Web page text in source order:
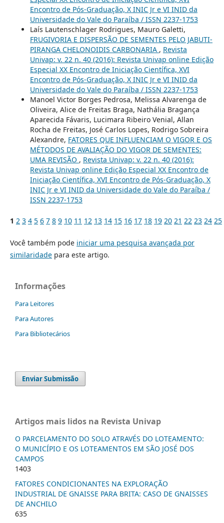
Encontro de Pós-Graduação, X INIC Jr e VI INID da
Universidade do Vale do Paraíba / ISSN 2237-1753
Laís Lautenschlager Rodrigues, Mauro Galetti,
FRUGIVORIA E DISPERSÃO DE SEMENTES PELO JABUTI-
PIRANGA CHELONOIDIS CARBONARIA , Revista
Univap: v. 22 n. 40 (2016): Revista Univap online Edição
Especial XX Encontro de Iniciação Científica, XVI
Encontro de Pós-Graduação, X INIC Jr e VI INID da
Universidade do Vale do Paraíba / ISSN 2237-1753
Manoel Victor Borges Pedrosa, Melissa Alvarenga de
Oliveira, Alice de Freitas Braga, Nathália Bragança
Aparecida Fávaris, Lucimara Ribeiro Venial, Allan
Rocha de Freitas, José Carlos Lopes, Rodrigo Sobreira
Alexandre, FATORES QUE INFLUENCIAM O VIGOR E OS
MÉTODOS DE AVALIAÇÃO DO VIGOR DE SEMENTES:
UMA REVISÃO , Revista Univap: v. 22 n. 40 (2016):
Revista Univap online Edição Especial XX Encontro de
Iniciação Científica, XVI Encontro de Pós-Graduação, X
INIC Jr e VI INID da Universidade do Vale do Paraíba /
ISSN 2237-1753
1 2 3 4 5 6 7 8 9 10 11 12 13 14 15 16 17 18 19 20 21 22 23 24 25
Você também pode iniciar uma pesquisa avançada por
similaridadepara este artigo.
Informações
Para Leitores
Para Autores
Para Bibliotecários
Enviar Submissão
Artigos mais lidos na Revista Univap
O PARCELAMENTO DO SOLO ATRAVÉS DO LOTEAMENTO:
O MUNICÍPIO E OS LOTEAMENTOS EM SÃO JOSÉ DOS
CAMPOS
1403
FATORES CONDICIONANTES NA EXPLORAÇÃO
INDUSTRIAL DE GNAISSE PARA BRITA: CASO DE GNAISSES
DE ANCHILO
635